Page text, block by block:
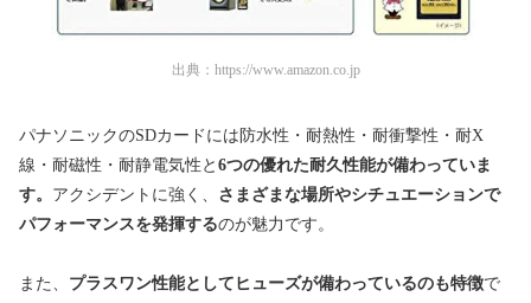
出典： https://www.amazon.co.jp
パナソニックのSDカードには防水性・耐熱性・耐衝撃性・耐X
線・耐磁性・耐静電気性と 6つの優れた耐久性能が備わっていま
す。 アクシデントに強く、 さまざまな場所やシチュエーションで
パフォーマンスを発揮するのが魅力です。
また、 プラスワン性能としてヒューズが備わっているのも特徴で